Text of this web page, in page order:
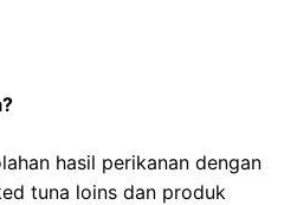
hasil perikanan dengan
tuna loins dan produk